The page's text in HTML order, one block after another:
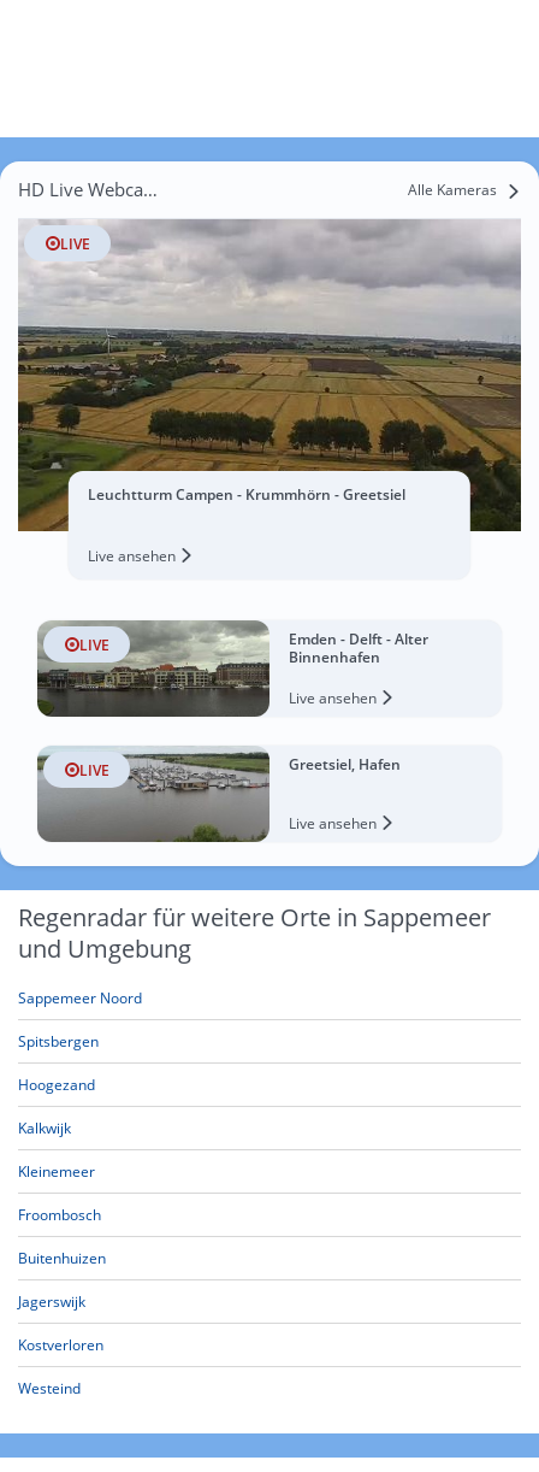
HD Live Webcams Sappemeer Alle Kameras
LIVE
Leuchtturm Campen - Krummhörn - Greetsiel
Live ansehen
LIVE
Emden - Delft - Alter
Binnenhafen
Live ansehen
LIVE Greetsiel, Hafen
Live ansehen
Regenradar für weitere Orte in Sappemeer
und Umgebung
Sappemeer Noord
Spitsbergen
Hoogezand
Kalkwijk
Kleinemeer
Froombosch
Buitenhuizen
Jagerswijk
Kostverloren
Westeind